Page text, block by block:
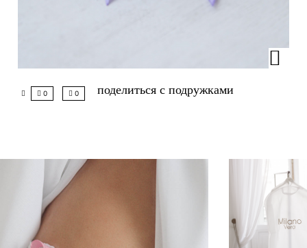
0 0 поделиться с подружками